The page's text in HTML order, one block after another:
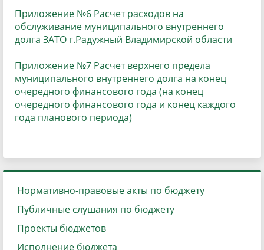
Приложение №6 Расчет расходов на
обслуживание муниципального внутреннего
долга ЗАТО г.Радужный Владимирской области
Приложение №7 Расчет верхнего предела
муниципального внутреннего долга на конец
очередного финансового года (на конец
очередного финансового года и конец каждого
года планового периода)
Нормативно-правовые акты по бюджету
Публичные слушания по бюджету
Проекты бюджетов
Исполнение бюджета